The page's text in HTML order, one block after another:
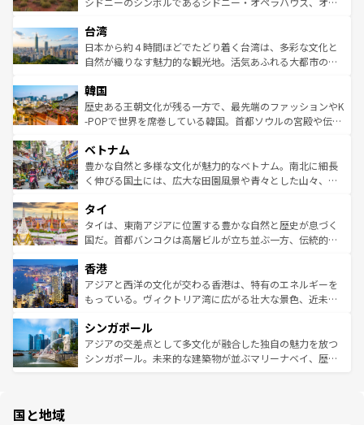
ならではの贅沢な旅のスタイルだ。 なお、新着のアメリカ
情報はコンテンツ一覧を参照してほしい。
れるおもてなしの心で訪れる人々を迎えてくれるハワイの
人々、おいしいローカルフードやハワイアンミュージッ
ク、伝統的なフラダンスなど、すべてがハワイの魅力を彩
ワイを、存分に味わってほしい。 なお、新着のハワイ情報
はコンテンツ一覧を参照してほしい。
リアリーフや大陸中央部にそびえるウルル（エアーズロッ
ク）、タスマニアの美しい原生林やケアンズの熱帯雨林な
ど、見どころがたくさん。また、カフェやワイン、オージ
いる。アクティビティも充実しており、サーフィンやダイ
ビング、ハイキングなど、アウトドア好きにはたまらな
い。オーストラリアの多彩な魅力を存分に味わいつくそ
参照してほしい。
台湾
日本から約４時間ほどでたどり着く台湾は、多彩な文化と
自然が織りなす魅力的な観光地。活気あふれる大都市の台
ン）、静ひつな山岳地帯である台湾東部など、都市の喧騒
と山間の静けさが共存しており、訪れる人に新しい発見と
驚きをもたらしてくれる。また、奥深い台湾の食文化も魅
容にもいいと評判のスイーツなど、バラエティ豊かな料理
が味わえる。 なお、新着の台湾情報は コンテンツ一覧を参
照してほしい。
韓国
歴史ある王朝文化が残る一方で、最先端のファッションやK
-POPで世界を席巻している韓国。首都ソウルの宮殿や伝統
き、地方に足を延ばせば四季折々の自然美を楽しむことが
できる。そして、キムチや焼肉、絶品のストリートフード
まで、さまざまな韓国料理が待っている。夜には、韓国な
リティに包まれながら、韓国の多彩な魅力を心ゆくまで味
わってみてほしい。 なお、新着の韓国情報はコンテンツ一
覧を参照してほしい。
ベトナム
豊かな自然と多様な文化が魅力的なベトナム。南北に細長
く伸びる国土には、広大な田園風景や青々とした山々、世
急速な発展と共に伝統が息づく。ハノイの古い町並みやホ
ーチミン市のフランス統治時代の建物も、独特の雰囲気を
醸し出している。また、バラエティの豊かさとおいしさで
とつ。フォーやバインミー、ベトナムコーヒーなどは、ぜ
ひ現地で味わいたい。どの地域を訪れてもあたたかい人々
が旅行者を迎えてくれるので、きっと忘れられない旅にな
参照してほしい。
タイ
タイは、東南アジアに位置する豊かな自然と歴史が息づく
国だ。首都バンコクは高層ビルが立ち並ぶ一方、伝統的な
の活気が交差している。北部ではチェンマイなどの山岳地
帯で自然と触れ合い、南部ではプーケットやクラビの美し
いビーチでリゾート気分を楽しむことができる。タイ料理
激する。気候は一年中温暖で、どの季節にも異なる楽しみ
が待っている。親しみやすいタイの人々、仏教を中心とし
た文化、そして多様な観光資源が、訪れる旅人を魅了し続
香港
アジアと西洋の文化が交わる香港は、特有のエネルギーを
もっている。ヴィクトリア湾に広がる壮大な景色、近未来
み、どこを訪れても感動するはず。観光スポットが密集し
ており、効率よく見どころを回れるのも魅力。息をのむよ
うな絶景から文化的な体験まで、香港を存分に楽しみ尽く
シンガポール
アジアの交差点として多文化が融合した独自の魅力を放つ
シンガポール。未来的な建築物が並ぶマリーナベイ、歴史
国と地域